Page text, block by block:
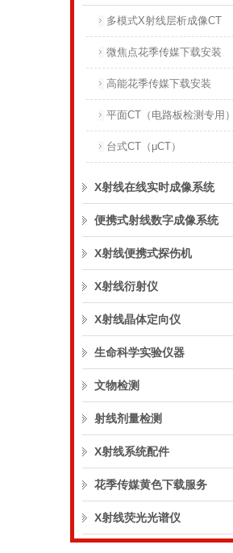
多模式X射线层析成像CT
微焦点花季传媒下载安装
高能花季传媒下载安装
平面CT（电路板检测专用）
台式CT（μCT）
X射线在线实时成像系统
便携式射线数字成像系统
X射线便携式探伤机
X射线衍射仪
X射线晶体定向仪
生命科学实验仪器
文物检测
射线剂量检测
X射线系统配件
花季传媒黄色下载服务
X射线荧光光谱仪